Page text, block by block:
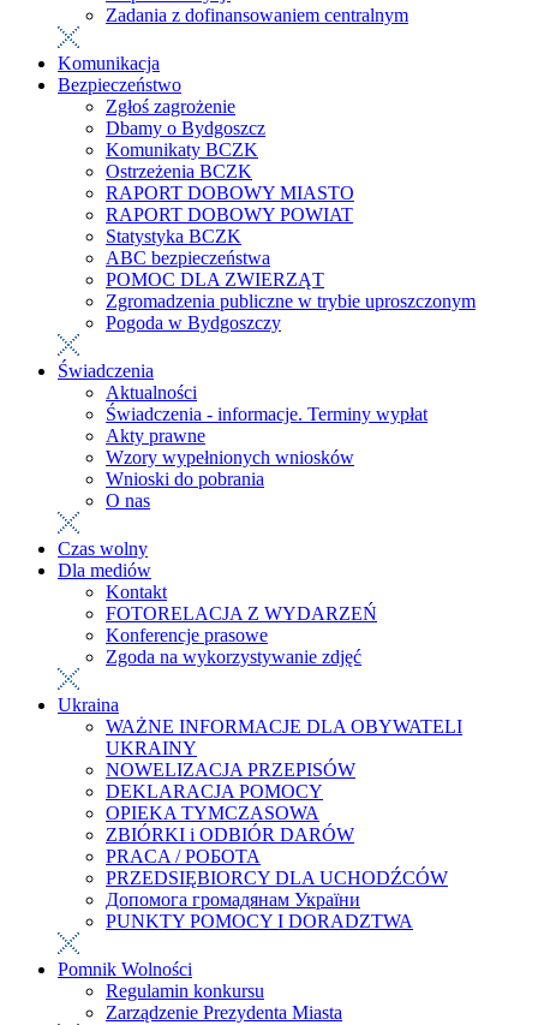
Zadania z dofinansowaniem centralnym
Komunikacja
Bezpieczeństwo
Zgłoś zagrożenie
Dbamy o Bydgoszcz
Komunikaty BCZK
Ostrzeżenia BCZK
RAPORT DOBOWY MIASTO
RAPORT DOBOWY POWIAT
Statystyka BCZK
ABC bezpieczeństwa
POMOC DLA ZWIERZĄT
Zgromadzenia publiczne w trybie uproszczonym
Pogoda w Bydgoszczy
Świadczenia
Aktualności
Świadczenia - informacje. Terminy wypłat
Akty prawne
Wzory wypełnionych wniosków
Wnioski do pobrania
O nas
Czas wolny
Dla mediów
Kontakt
FOTORELACJA Z WYDARZEŃ
Konferencje prasowe
Zgoda na wykorzystywanie zdjęć
Ukraina
WAŻNE INFORMACJE DLA OBYWATELI
UKRAINY
NOWELIZACJA PRZEPISÓW
DEKLARACJA POMOCY
OPIEKA TYMCZASOWA
ZBIÓRKI i ODBIÓR DARÓW
PRACA / РОБОТА
PRZEDSIĘBIORCY DLA UCHODŹCÓW
Допомога громадянам України
PUNKTY POMOCY I DORADZTWA
Pomnik Wolności
Regulamin konkursu
Zarządzenie Prezydenta Miasta